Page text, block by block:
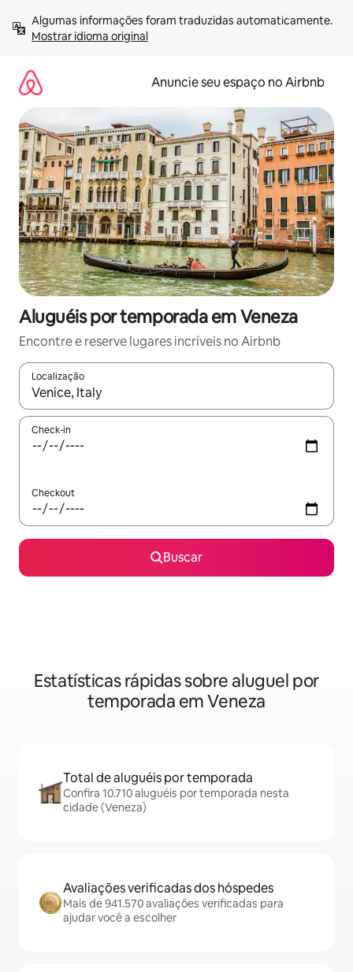
para
Mostrar idioma original
Anuncie seu espaço no Airbnb
Aluguéis por temporada em Veneza
Encontre e reserve lugares incríveis no Airbnb
Localização
Quando os resultados estiverem disponíveis, explore-os
Check-in
Checkout
Buscar
Estatísticas rápidas sobre aluguel por
temporada em Veneza
Total de aluguéis por temporada
Confira 10.710 aluguéis por temporada nesta
cidade (Veneza)
Avaliações verificadas dos hóspedes
Mais de 941.570 avaliações verificadas para
ajudar você a escolher